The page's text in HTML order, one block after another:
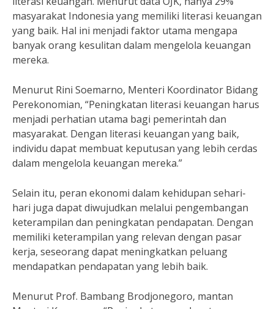
masyarakat Indonesia yang memiliki literasi keuangan
yang baik. Hal ini menjadi faktor utama mengapa
banyak orang kesulitan dalam mengelola keuangan
mereka.
Menurut Rini Soemarno, Menteri Koordinator Bidang
Perekonomian, “Peningkatan literasi keuangan harus
menjadi perhatian utama bagi pemerintah dan
masyarakat. Dengan literasi keuangan yang baik,
individu dapat membuat keputusan yang lebih cerdas
dalam mengelola keuangan mereka.”
Selain itu, peran ekonomi dalam kehidupan sehari-
hari juga dapat diwujudkan melalui pengembangan
keterampilan dan peningkatan pendapatan. Dengan
memiliki keterampilan yang relevan dengan pasar
kerja, seseorang dapat meningkatkan peluang
mendapatkan pendapatan yang lebih baik.
Menurut Prof. Bambang Brodjonegoro, mantan